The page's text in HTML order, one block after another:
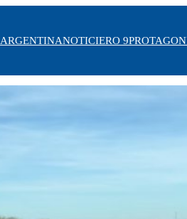
ARGENTINANOTICIERO 9